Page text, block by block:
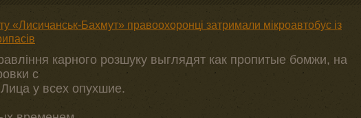
«Лисичанськ-Бахмут» правоохоронці затримали мікроавтобус із
карного розшуку выглядят как пропитые бомжи, на
с
у всех опухшие.